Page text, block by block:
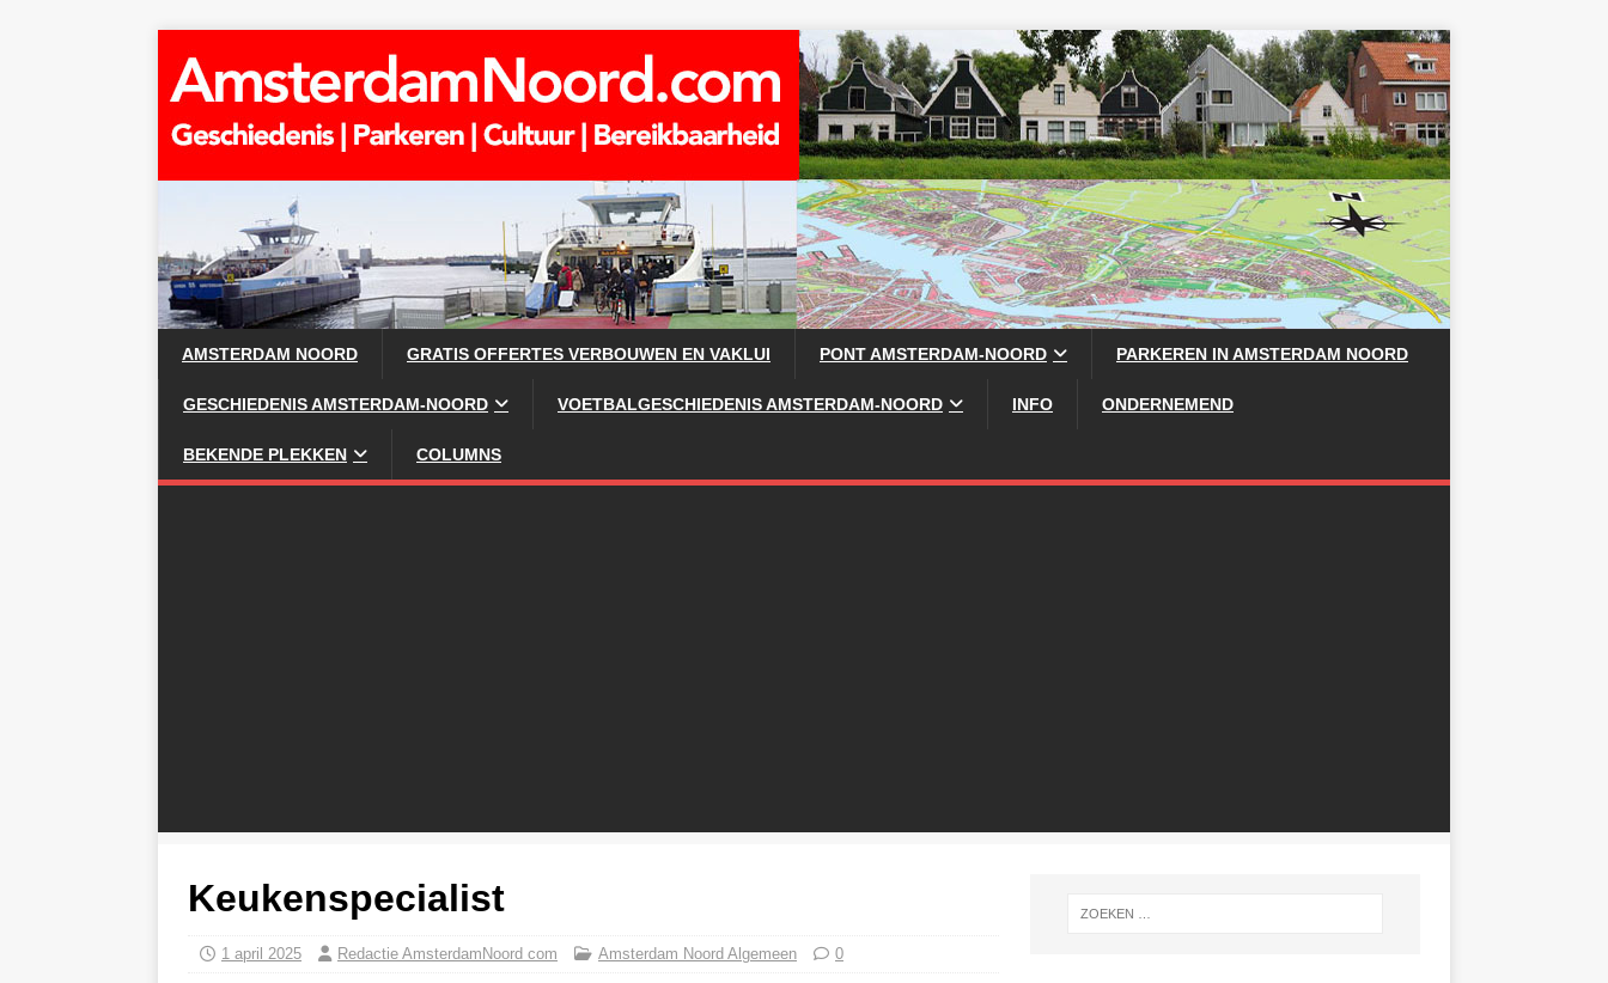
AMSTERDAM NOORD GRATIS OFFERTES VERBOUWEN EN VAKLUI PONT AMSTERDAM-NOORD PARKEREN IN AMSTERDAM NOORD
GESCHIEDENIS AMSTERDAM-NOORD VOETBALGESCHIEDENIS AMSTERDAM-NOORD INFO ONDERNEMEND
BEKENDE PLEKKEN COLUMNS
Keukenspecialist
1 april 2025 Redactie AmsterdamNoord com Amsterdam Noord Algemeen 0